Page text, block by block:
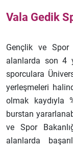
Vala Gedik
Gençlik ve Spor
alanlarda son 4
sporculara
yerleşmeleri
olmak kaydıyla
burstan
ve Spor
alanlarda